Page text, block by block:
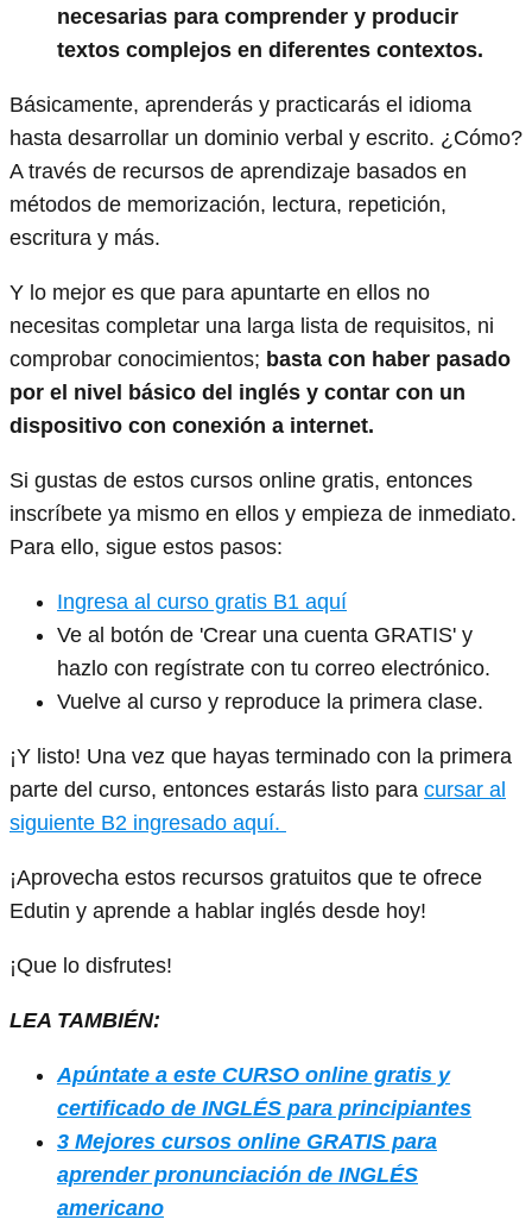
necesarias para comprender y producir
textos complejos en diferentes contextos.
Básicamente, aprenderás y practicarás el idioma
hasta desarrollar un dominio verbal y escrito. ¿Cómo?
A través de recursos de aprendizaje basados en
métodos de memorización, lectura, repetición,
escritura y más.
Y lo mejor es que para apuntarte en ellos no
necesitas completar una larga lista de requisitos, ni
comprobar conocimientos; basta con haber pasado
por el nivel básico del inglés y contar con un
dispositivo con conexión a internet.
Si gustas de estos cursos online gratis, entonces
inscríbete ya mismo en ellos y empieza de inmediato.
Para ello, sigue estos pasos:
Ingresa al curso gratis B1 aquí
Ve al botón de 'Crear una cuenta GRATIS' y
hazlo con regístrate con tu correo electrónico.
Vuelve al curso y reproduce la primera clase.
¡Y listo! Una vez que hayas terminado con la primera
parte del curso, entonces estarás listo para cursar al
siguiente B2 ingresado aquí.
¡Aprovecha estos recursos gratuitos que te ofrece
Edutin y aprende a hablar inglés desde hoy!
¡Que lo disfrutes!
LEA TAMBIÉN:
Apúntate a este CURSO online gratis y
certificado de INGLÉS para principiantes
3 Mejores cursos online GRATIS para
aprender pronunciación de INGLÉS
americano